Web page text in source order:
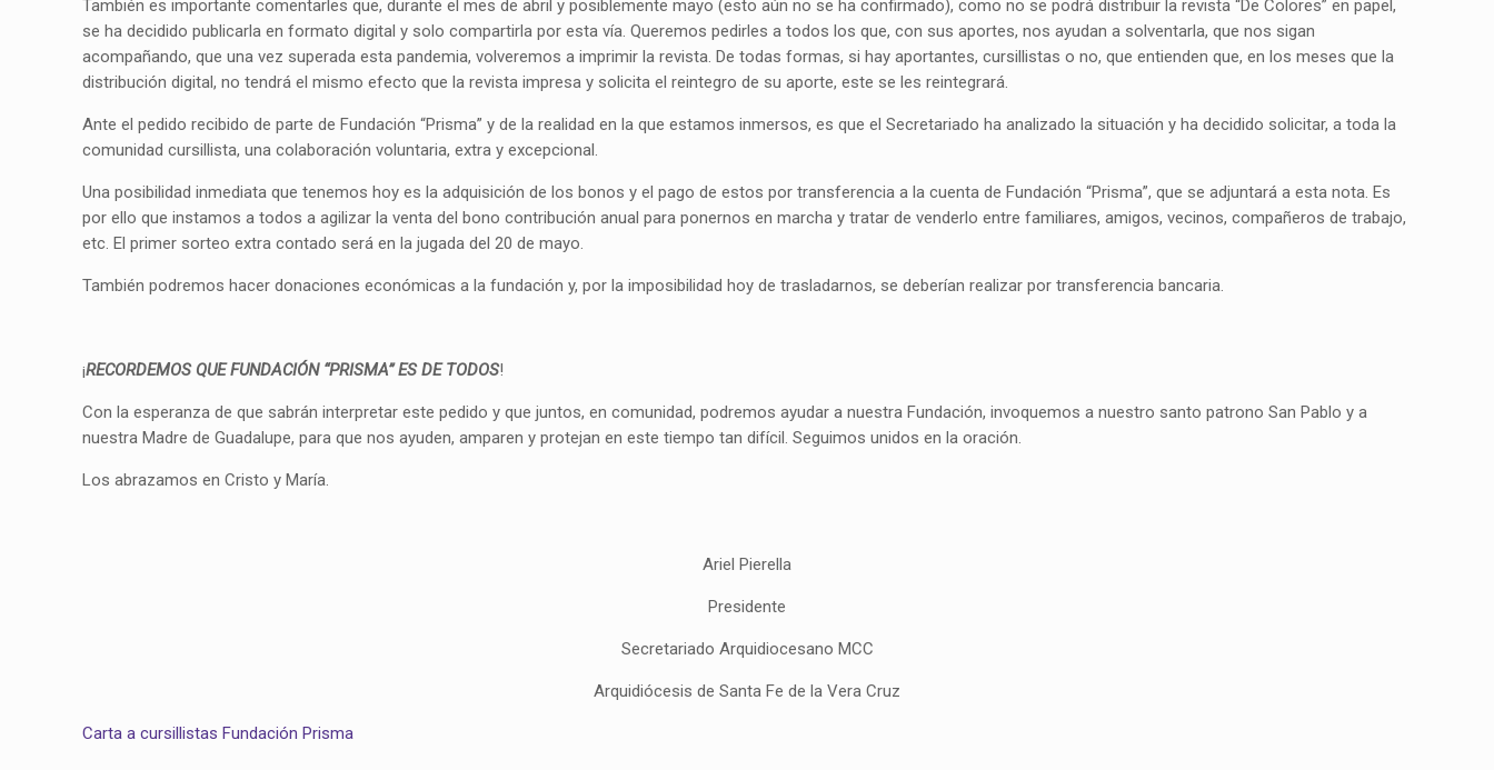
También es importante comentarles que, durante el mes de abril y posiblemente mayo (esto aún no se ha confirmado), como no se podrá distribuir la revista “De Colores” en papel,
se ha decidido publicarla en formato digital y solo compartirla por esta vía. Queremos pedirles a todos los que, con sus aportes, nos ayudan a solventarla, que nos sigan
acompañando, que una vez superada esta pandemia, volveremos a imprimir la revista. De todas formas, si hay aportantes, cursillistas o no, que entienden que, en los meses que la
distribución digital, no tendrá el mismo efecto que la revista impresa y solicita el reintegro de su aporte, este se les reintegrará.
Ante el pedido recibido de parte de Fundación “Prisma” y de la realidad en la que estamos inmersos, es que el Secretariado ha analizado la situación y ha decidido solicitar, a toda la
comunidad cursillista, una colaboración voluntaria, extra y excepcional.
Una posibilidad inmediata que tenemos hoy es la adquisición de los bonos y el pago de estos por transferencia a la cuenta de Fundación “Prisma”, que se adjuntará a esta nota. Es
por ello que instamos a todos a agilizar la venta del bono contribución anual para ponernos en marcha y tratar de venderlo entre familiares, amigos, vecinos, compañeros de trabajo,
etc. El primer sorteo extra contado será en la jugada del 20 de mayo.
También podremos hacer donaciones económicas a la fundación y, por la imposibilidad hoy de trasladarnos, se deberían realizar por transferencia bancaria.
¡RECORDEMOS QUE FUNDACIÓN “PRISMA” ES DE TODOS!
Con la esperanza de que sabrán interpretar este pedido y que juntos, en comunidad, podremos ayudar a nuestra Fundación, invoquemos a nuestro santo patrono San Pablo y a
nuestra Madre de Guadalupe, para que nos ayuden, amparen y protejan en este tiempo tan difícil. Seguimos unidos en la oración.
Los abrazamos en Cristo y María.
Ariel Pierella
Presidente
Secretariado Arquidiocesano MCC
Arquidiócesis de Santa Fe de la Vera Cruz
Carta a cursillistas Fundación Prisma